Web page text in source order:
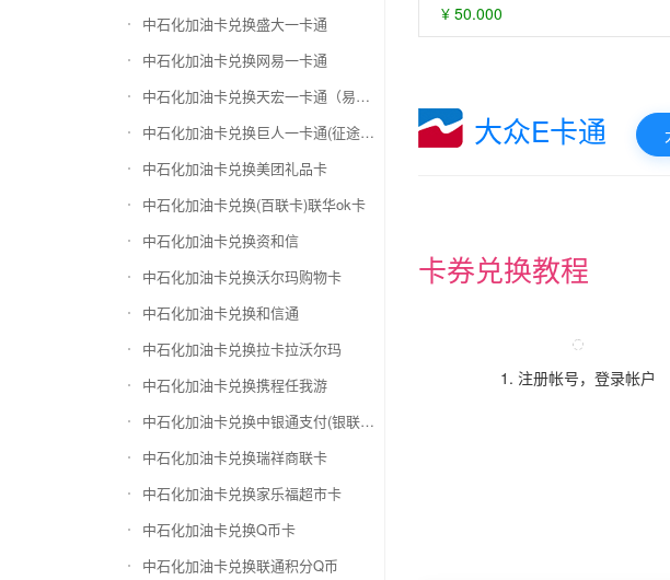
中石化加油卡兑换盛大一卡通
中石化加油卡兑换网易一卡通
中石化加油卡兑换天宏一卡通（易冲天宏卡）
中石化加油卡兑换巨人一卡通(征途卡)
中石化加油卡兑换美团礼品卡
中石化加油卡兑换(百联卡)联华ok卡
中石化加油卡兑换资和信
中石化加油卡兑换沃尔玛购物卡
中石化加油卡兑换和信通
中石化加油卡兑换拉卡拉沃尔玛
中石化加油卡兑换携程任我游
中石化加油卡兑换中银通支付(银联购物卡)
中石化加油卡兑换瑞祥商联卡
中石化加油卡兑换家乐福超市卡
中石化加油卡兑换Q币卡
中石化加油卡兑换联通积分Q币
¥ 50.000
大众E卡通
卡券兑换教程
1. 注册帐号，登录帐户